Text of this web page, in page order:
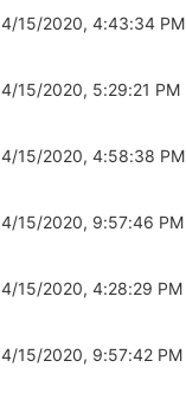
4/15/2020, 4:43:34 PM
4/15/2020, 5:29:21 PM
4/15/2020, 4:58:38 PM
4/15/2020, 9:57:46 PM
4/15/2020, 4:28:29 PM
4/15/2020, 9:57:42 PM